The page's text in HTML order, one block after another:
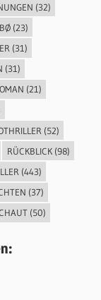
(32)
(23)
(31)
(31)
(21)
(52)
RÜCKBLICK(98)
(443)
(37)
(50)